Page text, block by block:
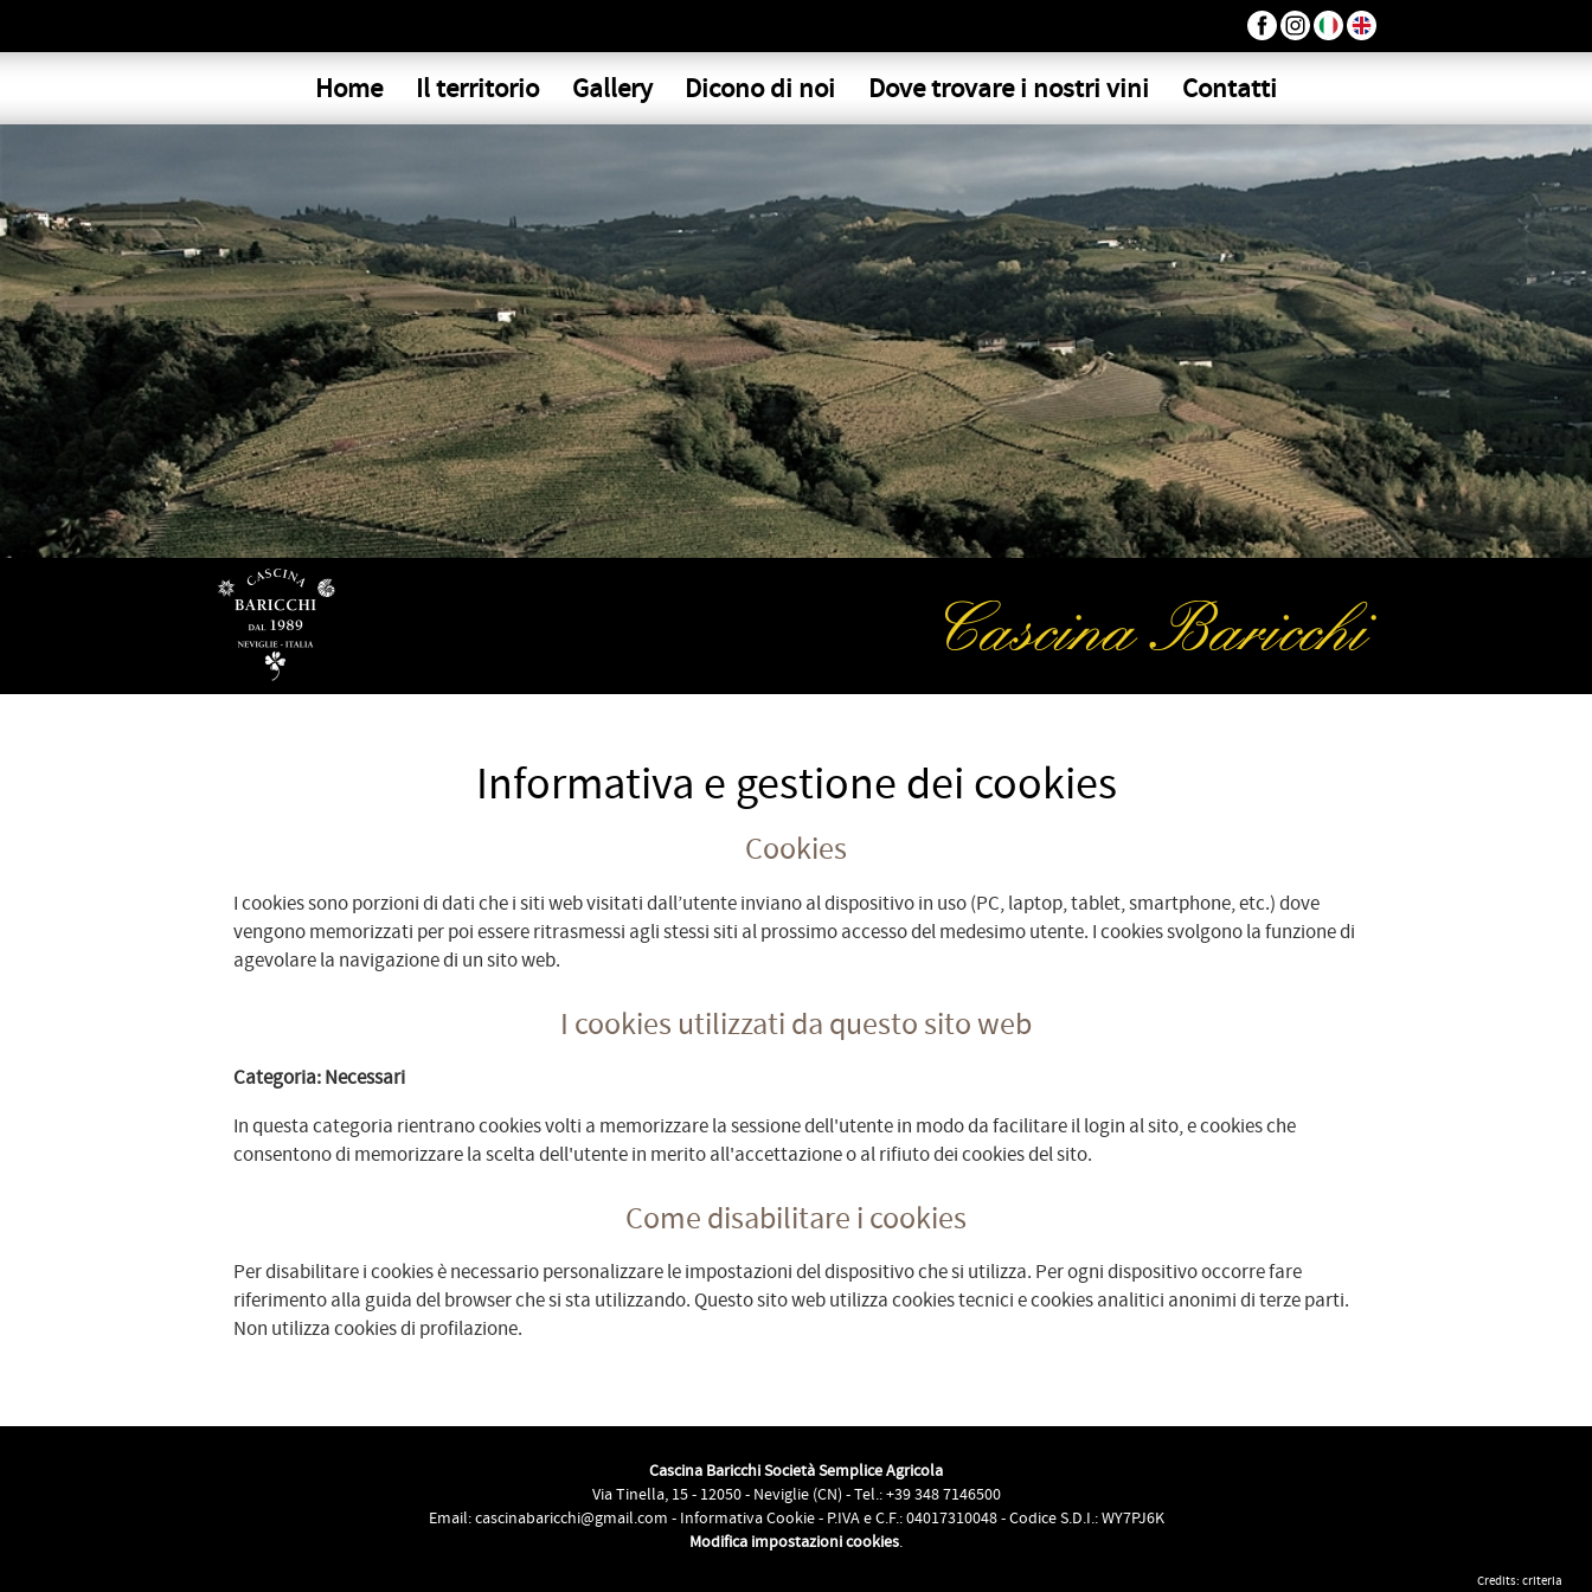
Home Il territorio Gallery Dicono di noi Dove trovare i nostri vini Contatti
Informativa e gestione dei cookies
Cookies
I cookies sono porzioni di dati che i siti web visitati dall’utente inviano al dispositivo in uso (PC, laptop, tablet, smartphone, etc.) dove
vengono memorizzati per poi essere ritrasmessi agli stessi siti al prossimo accesso del medesimo utente. I cookies svolgono la funzione di
agevolare la navigazione di un sito web.
I cookies utilizzati da questo sito web
Categoria: Necessari
In questa categoria rientrano cookies volti a memorizzare la sessione dell'utente in modo da facilitare il login al sito, e cookies che
consentono di memorizzare la scelta dell'utente in merito all'accettazione o al rifiuto dei cookies del sito.
Come disabilitare i cookies
Per disabilitare i cookies è necessario personalizzare le impostazioni del dispositivo che si utilizza. Per ogni dispositivo occorre fare
riferimento alla guida del browser che si sta utilizzando. Questo sito web utilizza cookies tecnici e cookies analitici anonimi di terze parti.
Non utilizza cookies di profilazione.
Cascina Baricchi Società Semplice Agricola
Via Tinella, 15 - 12050 - Neviglie (CN) - Tel.:+39 348 7146500
Email:cascinabaricchi@gmail.com - Informativa Cookie- P.IVA e C.F.:04017310048 - Codice S.D.I.: WY7PJ6K
Modifica impostazioni cookies.
Credits:criteria